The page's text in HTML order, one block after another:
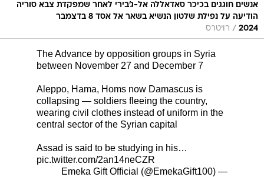
אנשים חוגגים בכיכר סאדאללה אל-ג'בירי לאחר שמפקדת צבא סוריה
הודיעה על נפילת שלטון הנשיא בשאר אל אסד 8 בדצמבר
2024
/ רויטרס
The Advance by opposition groups in Syria
between November 27 and December 7
Aleppo, Hama, Homs now Damascus is
collapsing — soldiers fleeing the country,
wearing civil clothes instead of uniform in the
central sector of the Syrian capital
Assad is said to be studying in his…
pic.twitter.com/2an14neCZR
— Emeka Gift Official (@EmekaGift100)